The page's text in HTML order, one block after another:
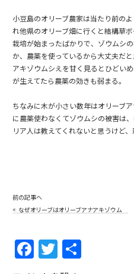
小豆島のオリーブ農家は当たり前の
れ他県のオリーブ畑に行くと結構草
栽培が始まったばかりで、ゾウムシ
か、農薬を使っているから大丈夫だ
アキゾウムシえを甘く見るとひどい
が生えてたら農薬の効きも弱まる。
ちなみに木が小さい数年はオリーブ
に農薬使わなくてゾウムシの被害は
リア人は教えてくれないと思うけど
前の記事へ
« なぜオリーブはオリーブアナアキゾウム
シに枯らされるのか？
F
a
T
w